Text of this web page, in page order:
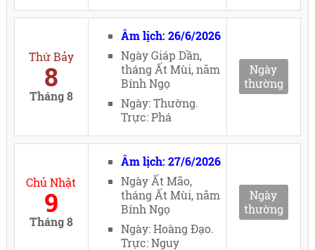
Thứ Bảy
8
Tháng 8
Âm lịch: 26/6/2026
Ngày Giáp Dần,
tháng Ất Mùi, năm
Bính Ngọ
Ngày: Thường.
Trực: Phá
Ngày
thường
Chủ Nhật
9
Tháng 8
Âm lịch: 27/6/2026
Ngày Ất Mão,
tháng Ất Mùi, năm
Bính Ngọ
Ngày: Hoàng Đạo.
Trực: Nguy
Ngày
thường